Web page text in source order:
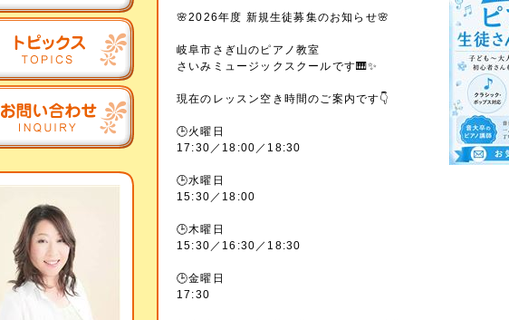
🌸2026年度 新規生徒募集のお知らせ🌸
岐阜市さぎ山のピアノ教室
さいみミュージックスクールです🎹✨
現在のレッスン空き時間のご案内です👇
🕒火曜日
17:30／18:00／18:30
🕒水曜日
15:30／18:00
🕒木曜日
15:30／16:30／18:30
🕒金曜日
17:30